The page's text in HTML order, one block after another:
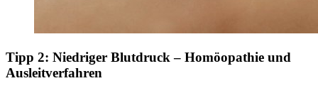
Tipp 2: Niedriger Blutdruck – Homöopathie und
Ausleitverfahren